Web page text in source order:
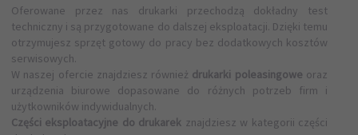
Oferowane przez nas drukarki przechodzą dokładny test
techniczny i są przygotowane do dalszej eksploatacji. Dzięki temu
otrzymujesz sprzęt gotowy do pracy bez dodatkowych kosztów
serwisowych.
W naszej ofercie znajdziesz również drukarki poleasingowe oraz
urządzenia biurowe dopasowane do różnych potrzeb firm i
użytkowników indywidualnych.
Części eksploatacyjne do drukarek znajdziesz w kategorii części